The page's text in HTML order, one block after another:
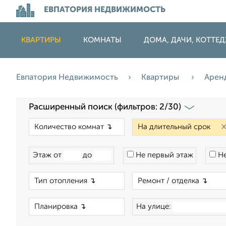
ЕВПАТОРИЯ НЕДВИЖИМОСТЬ
КВАРТИРЫ КОМНАТЫ ДОМА, ДАЧИ,
Евпатория Недвижимость Квартиры
Расширенный поиск (фильтров: 2/30)
×
Этаж от до Не первый этаж
На улице: